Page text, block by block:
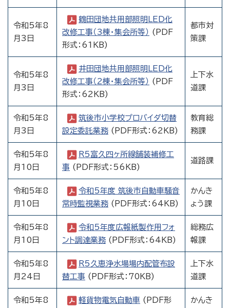
令和5年8
月3日
鶴田団地共用部照明LED化
改修工事（3棟・集会所等） (PDF
形式：61KB)
都市対
策課
令和5年8
月3日
井田団地共用部照明LED化
改修工事（2棟・集会所等） (PDF
形式：62KB)
上下水
道課
令和5年8
月3日
筑後市小学校プロバイダ切替
設定委託業務 (PDF形式：62KB)
教育総
務課
令和5年8
月10日
R5富久四ヶ所線舗装補修工
事 (PDF形式：56KB)
道路課
令和5年8
月10日
令和5年度 筑後市自動車騒音
常時監視業務 (PDF形式：64KB)
かんき
ょう課
令和5年8
月10日
令和5年度広報紙製作用フォ
ント調達業務 (PDF形式：64KB)
総務広
報課
令和5年8
月24日
R5久恵浄水場場内配管布設
替工事 (PDF形式：70KB)
上下水
道課
令和5年8
軽貨物電気自動車 (PDF形
かんき